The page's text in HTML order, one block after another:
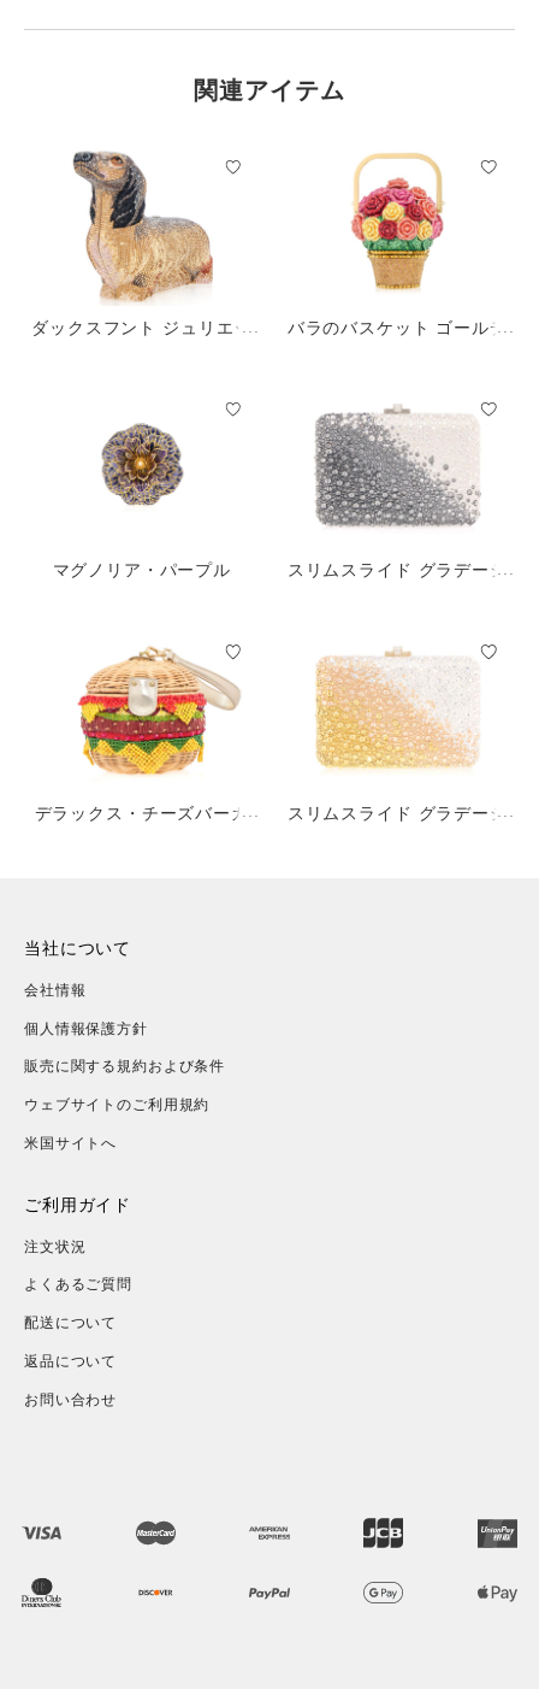
関連アイテム
ダックスフント ジュリエッ
バラのバスケット ゴールデ
マグノリア・パープル
スリムスライド グラデーシ
デラックス・チーズバーガ
スリムスライド グラデーシ
当社について
会社情報
個人情報保護方針
販売に関する規約および条件
ウェブサイトのご利用規約
米国サイトへ
ご利用ガイド
注文状況
よくあるご質問
配送について
返品について
お問い合わせ